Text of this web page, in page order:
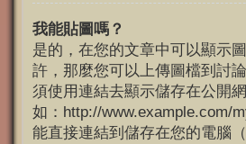
我能貼圖嗎？
是的，在您的文章中可以顯示
許，那麼您可以上傳圖檔到討
須使用連結去顯示儲存在公開
如：http://www.example.com/
能直接連結到儲存在您的電腦